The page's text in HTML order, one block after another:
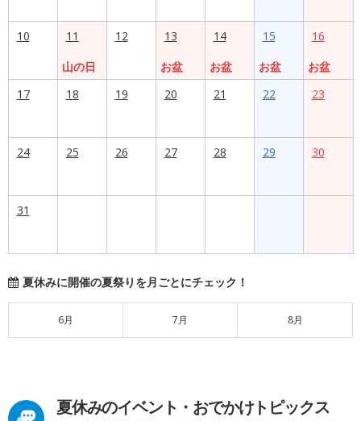
10
11
山の日
12
13
お盆
14
お盆
15
お盆
16
お盆
17
18 19 20 21 22 23
24 25 26 27 28 29 30
31
夏休みに開催の夏祭りを月ごとにチェック！
6月 7月 8月
夏休みのイベント・おでかけトピックス